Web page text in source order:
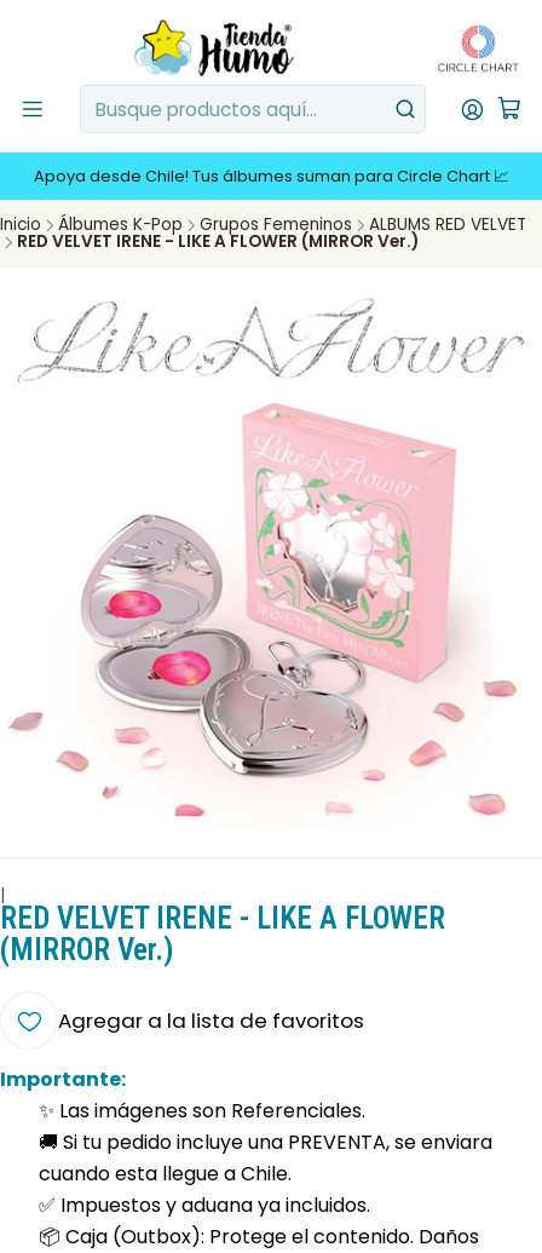
Apoya desde Chile! Tus álbumes suman para Circle Chart 📈
Inicio Álbumes K-Pop Grupos Femeninos ALBUMS RED VELVET
RED VELVET IRENE - LIKE A FLOWER (MIRROR Ver.)
|
RED VELVET IRENE - LIKE A FLOWER
(MIRROR Ver.)
Agregar a la lista de favoritos
Importante:
✨ Las imágenes son Referenciales.
🚚 Si tu pedido incluye una PREVENTA, se enviara
cuando esta llegue a Chile.
✅ Impuestos y aduana ya incluidos.
📦 Caja (Outbox): Protege el contenido. Daños